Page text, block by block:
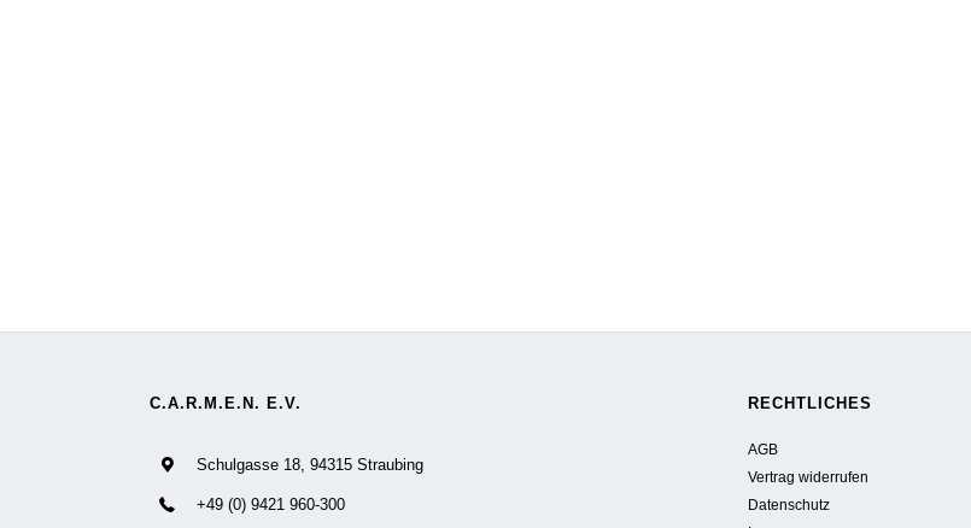
C.A.R.M.E.N. E.V.
Schulgasse 18, 94315 Straubing
+49 (0) 9421 960-300
RECHTLICHES
AGB
Vertrag widerrufen
Datenschutz